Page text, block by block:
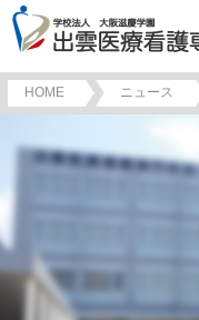
HOME ニュース